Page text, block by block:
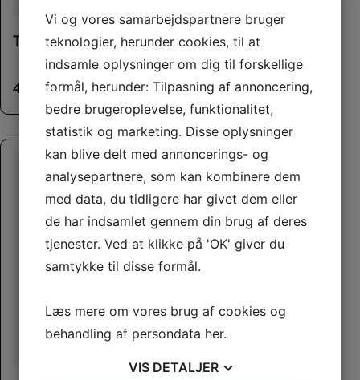
This product has multiple variants. The options may be chosen on the product page
Trixie Løbetidsbukser
40,00kr.–75,00kr.
Vi og vores samarbejdspartnere bruger
teknologier, herunder cookies, til at
indsamle oplysninger om dig til forskellige
formål, herunder: Tilpasning af annoncering,
bedre brugeroplevelse, funktionalitet,
statistik og marketing. Disse oplysninger
kan blive delt med annoncerings- og
analysepartnere, som kan kombinere dem
med data, du tidligere har givet dem eller
de har indsamlet gennem din brug af deres
tjenester. Ved at klikke på 'OK' giver du
samtykke til disse formål.
Læs mere om vores brug af cookies og
behandling af persondata her.
VIS DETALJER